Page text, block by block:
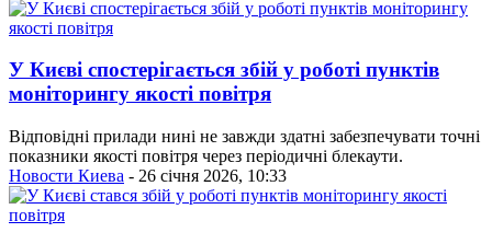
У Києві спостерігається збій у роботі пунктів
моніторингу якості повітря
Відповідні прилади нині не завжди здатні забезпечувати точні
показники якості повітря через періодичні блекаути.
Новости Киева - 26 січня 2026, 10:33